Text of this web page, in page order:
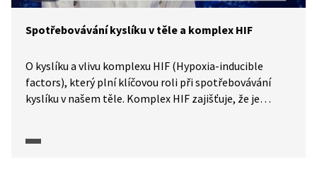
Spotřebovávání kyslíku v těle a komplex HIF
O kyslíku a vlivu komplexu HIF (Hypoxia-inducible
factors), který plní klíčovou roli při spotřebovávání
kyslíku v našem těle. Komplex HIF zajišťuje, že je
na nedostatek kyslíku. To může vést ke změnám práce